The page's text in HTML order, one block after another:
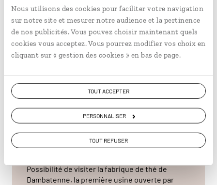
Nous utilisons des cookies pour faciliter votre navigation
sur notre site et mesurer notre audience et la pertinence
de nos publicités. Vous pouvez choisir maintenant quels
cookies vous acceptez. Vous pourrez modifier vos choix en
cliquant sur « gestion des cookies » en bas de page.
TOUT ACCEPTER
PERSONNALISER
TOUT REFUSER
dans les montagnes du Sri Lanka. C'est de cette
plateforme d'observation, perchée à 1970
mètres d'altitude, que l'homme d'affaires
surveillait ses plantations de thé. Pour la
rejoindre, il convient de marcher deux heures à
travers les plantations de thé, ou bien d'opter
admirer les cueilleurs de thé à l'œuvre. Une fois
au sommet, on découvre un panorama
grandiose et... surprise ! Une statue de Lipton
lui-même en train de contempler son œuvre.
: Lipton Seat Road
Distance: 14 kilomètres aller-retour
Possibilité de visiter la fabrique de thé de
Dambatenne, la première usine ouverte par